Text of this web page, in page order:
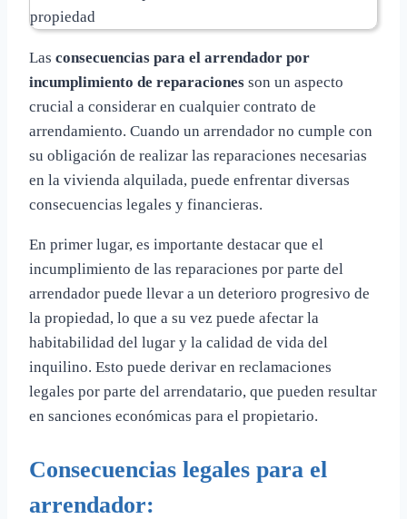
Las consecuencias para el arrendador por
incumplimiento de reparaciones son un aspecto
crucial a considerar en cualquier contrato de
arrendamiento. Cuando un arrendador no cumple con
su obligación de realizar las reparaciones necesarias
en la vivienda alquilada, puede enfrentar diversas
consecuencias legales y financieras.
En primer lugar, es importante destacar que el
incumplimiento de las reparaciones por parte del
arrendador puede llevar a un deterioro progresivo de
la propiedad, lo que a su vez puede afectar la
habitabilidad del lugar y la calidad de vida del
inquilino. Esto puede derivar en reclamaciones
legales por parte del arrendatario, que pueden resultar
en sanciones económicas para el propietario.
Consecuencias legales para el
arrendador: